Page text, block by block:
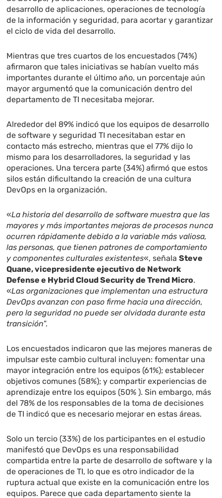
desarrollo de aplicaciones, operaciones de tecnología
de la información y seguridad, para acortar y garantizar
el ciclo de vida del desarrollo.
Mientras que tres cuartos de los encuestados (74%)
afirmaron que tales iniciativas se habían vuelto más
importantes durante el último año, un porcentaje aún
mayor argumentó que la comunicación dentro del
departamento de TI necesitaba mejorar.
Alrededor del 89% indicó que los equipos de desarrollo
de software y seguridad TI necesitaban estar en
contacto más estrecho, mientras que el 77% dijo lo
mismo para los desarrolladores, la seguridad y las
operaciones. Una tercera parte (34%) afirmó que estos
silos están dificultando la creación de una cultura
DevOps en la organización.
«La historia del desarrollo de software muestra que las
mayores y más importantes mejoras de procesos nunca
ocurren rápidamente debido a la variable más valiosa,
las personas, que tienen patrones de comportamiento
y componentes culturales existentes«, señalaSteve
Quane, vicepresidente ejecutivo de Network
Defense e Hybrid Cloud Security de Trend Micro.
«Las organizaciones que implementan una estructura
DevOps avanzan con paso firme hacia una dirección,
pero la seguridad no puede ser olvidada durante esta
transición”.
Los encuestados indicaron que las mejores maneras de
impulsar este cambio cultural incluyen: fomentar una
mayor integración entre los equipos (61%); establecer
objetivos comunes (58%); y compartir experiencias de
aprendizaje entre los equipos (50% ). Sin embargo, más
del 78% de los responsables de la toma de decisiones
de TI indicó que es necesario mejorar en estas áreas.
Solo un tercio (33%) de los participantes en el estudio
manifestó que DevOps es una responsabilidad
compartida entre la parte de desarrollo de software y la
de operaciones de TI, lo que es otro indicador de la
ruptura actual que existe en la comunicación entre los
equipos. Parece que cada departamento siente la